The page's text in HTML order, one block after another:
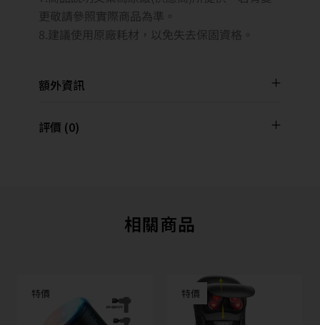
更敬請參照實際商品為準。
8.建議使用原廠耗材，以免失去保固資格。
額外資訊
評價 (0)
相關商品
特價 特價